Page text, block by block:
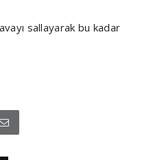
sallayarak bu kadar